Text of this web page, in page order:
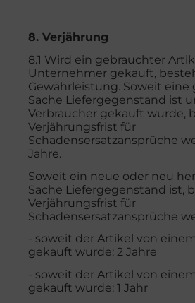
8. Verjährung
8.1 Wird ein gebrauchter
Unternehmer gekauft,
Gewährleistung. Soweit eine
Sache Liefergegenstand ist
Verbraucher gekauft wurde,
Verjährungsfrist für
Schadensersatzansprüche
Jahre.
Soweit ein neue oder neu
Sache Liefergegenstand ist,
Verjährungsfrist für
Schadensersatzansprüche
- soweit der Artikel von
gekauft wurde: 2 Jahre
- soweit der Artikel von
gekauft wurde: 1 Jahr